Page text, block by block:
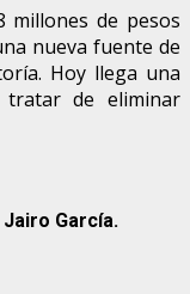
millones de pesos
nueva fuente de
Hoy llega una
de eliminar
García.